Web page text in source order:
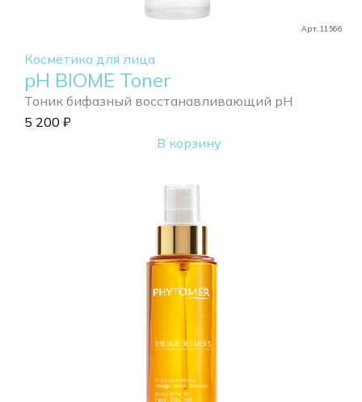
Арт. 11566
Косметика для лица
pH BIOME Toner
Тоник бифазный восстанавливающий pH
5 200 ₽
В корзину